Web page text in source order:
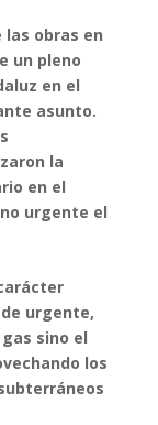
las obras en
un pleno
en el
asunto.
la
en el
urgente el
urgente,
sino el
los